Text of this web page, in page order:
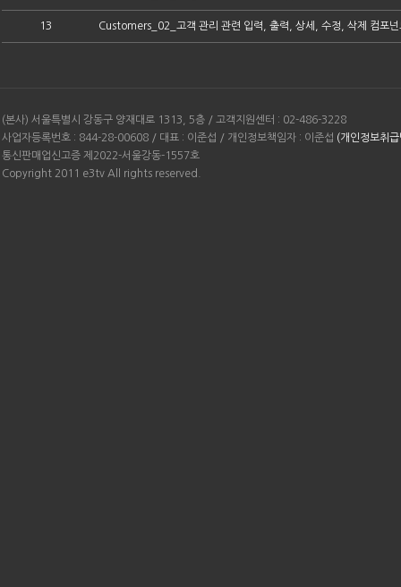
13 Customers_02_고객 관리 관련 입력, 출력, 상세, 수정, 삭제 컴포넌
(본사) 서울특별시 강동구 양재대로 1313, 5층 / 고객지원센터 : 02-486-3228
사업자등록번호 : 844-28-00608 / 대표 : 이준섭 / 개인정보책임자 : 이준섭 (개인정보취
통신판매업신고증 제2022-서울강동-1557호
Copyright 2011 e3tv All rights reserved.